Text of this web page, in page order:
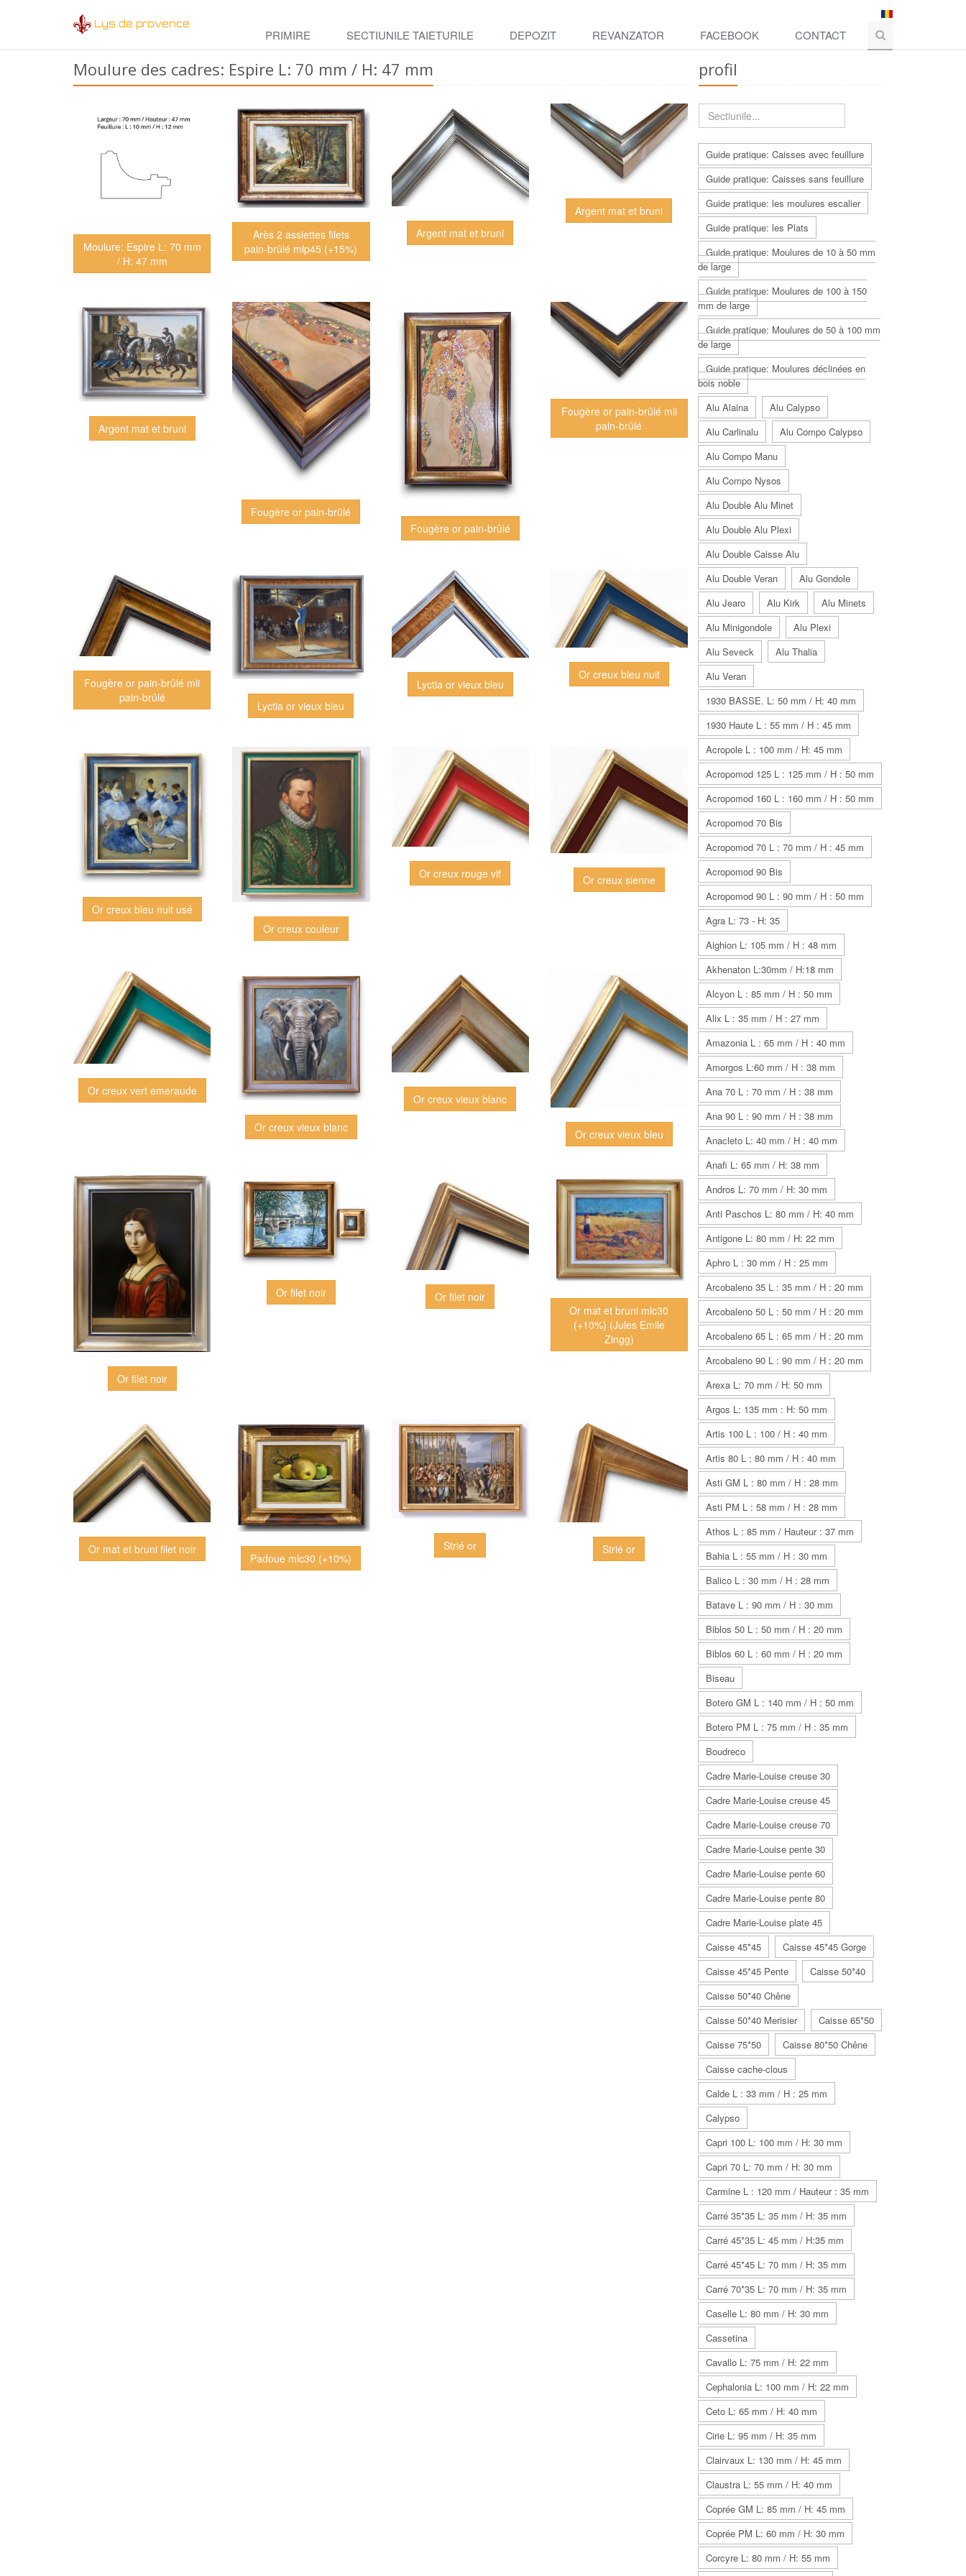
Lys de provence
PRIMIRE SECTIUNILE TAIETURILE DEPOZIT REVANZATOR FACEBOOK CONTACT
Moulure des cadres: Espire L: 70 mm / H: 47 mm
Moulure: Espire L: 70 mm
/ H: 47 mm
Arès 2 assiettes filets
pain-brûlé mlp45 (+15%)
Argent mat et bruni
Argent mat et bruni
Argent mat et bruni
Fougère or pain-brûlé
Fougère or pain-brûlé
Fougère or pain-brûlé mli
pain-brûlé
Fougère or pain-brûlé mli
pain-brûlé
Lyctia or vieux bleu
Lyctia or vieux bleu
Or creux bleu nuit
Or creux bleu nuit usé
Or creux couleur
Or creux rouge vif Or creux sienne
Or creux vert emeraude
Or creux vieux blanc
Or creux vieux blanc
Or creux vieux bleu
Or filet noir
Or filet noir
Or filet noir
Or mat et bruni mlc30
(+10%) (Jules Emile
Zingg)
Or mat et bruni filet noir
Padoue mlc30 (+10%)
Strié or Strié or
profil
Guide pratique: Caisses avec feuillure
Guide pratique: Caisses sans feuillure
Guide pratique: les moulures escalier
Guide pratique: les Plats
Guide pratique: Moulures de 10 à 50 mm
de large
Guide pratique: Moulures de 100 à 150
mm de large
Guide pratique: Moulures de 50 à 100 mm
de large
Guide pratique: Moulures déclinées en
bois noble
Alu Alaina
Alu Calypso
Alu Carlinalu
Alu Compo Calypso
Alu Compo Manu
Alu Compo Nysos
Alu Double Alu Minet
Alu Double Alu Plexi
Alu Double Caisse Alu
Alu Double Veran
Alu Gondole
Alu Jearo
Alu Kirk
Alu Minets
Alu Minigondole
Alu Plexi
Alu Seveck
Alu Thalia
Alu Veran
1930 BASSE. L: 50 mm / H: 40 mm
1930 Haute L : 55 mm / H : 45 mm
Acropole L : 100 mm / H: 45 mm
Acropomod 125 L : 125 mm / H : 50 mm
Acropomod 160 L : 160 mm / H : 50 mm
Acropomod 70 Bis
Acropomod 70 L : 70 mm / H : 45 mm
Acropomod 90 Bis
Acropomod 90 L : 90 mm / H : 50 mm
Agra L: 73 - H: 35
Aighion L: 105 mm / H : 48 mm
Akhenaton L:30mm / H:18 mm
Alcyon L : 85 mm / H : 50 mm
Alix L : 35 mm / H : 27 mm
Amazonia L : 65 mm / H : 40 mm
Amorgos L:60 mm / H : 38 mm
Ana 70 L : 70 mm / H : 38 mm
Ana 90 L : 90 mm / H : 38 mm
Anacleto L: 40 mm / H : 40 mm
Anafi L: 65 mm / H: 38 mm
Andros L: 70 mm / H: 30 mm
Anti Paschos L: 80 mm / H: 40 mm
Antigone L: 80 mm / H: 22 mm
Aphro L : 30 mm / H : 25 mm
Arcobaleno 35 L : 35 mm / H : 20 mm
Arcobaleno 50 L : 50 mm / H : 20 mm
Arcobaleno 65 L : 65 mm / H : 20 mm
Arcobaleno 90 L : 90 mm / H : 20 mm
Arexa L: 70 mm / H: 50 mm
Argos L: 135 mm : H: 50 mm
Artis 100 L : 100 / H : 40 mm
Artis 80 L : 80 mm / H : 40 mm
Asti GM L : 80 mm / H : 28 mm
Asti PM L : 58 mm / H : 28 mm
Athos L : 85 mm / Hauteur : 37 mm
Bahia L : 55 mm / H : 30 mm
Balico L : 30 mm / H : 28 mm
Batave L : 90 mm / H : 30 mm
Biblos 50 L : 50 mm / H : 20 mm
Biblos 60 L : 60 mm / H : 20 mm
Biseau
Botero GM L : 140 mm / H : 50 mm
Botero PM L : 75 mm / H : 35 mm
Boudreco
Cadre Marie-Louise creuse 30
Cadre Marie-Louise creuse 45
Cadre Marie-Louise creuse 70
Cadre Marie-Louise pente 30
Cadre Marie-Louise pente 60
Cadre Marie-Louise pente 80
Cadre Marie-Louise plate 45
Caisse 45*45
Caisse 45*45 Gorge
Caisse 45*45 Pente
Caisse 50*40
Caisse 50*40 Chêne
Caisse 50*40 Merisier
Caisse 65*50
Caisse 75*50
Caisse 80*50 Chêne
Caisse cache-clous
Calde L : 33 mm / H : 25 mm
Calypso
Capri 100 L: 100 mm / H: 30 mm
Capri 70 L: 70 mm / H: 30 mm
Carmine L : 120 mm / Hauteur : 35 mm
Carré 35*35 L: 35 mm / H: 35 mm
Carré 45*35 L: 45 mm / H:35 mm
Carré 45*45 L: 70 mm / H: 35 mm
Carré 70*35 L: 70 mm / H: 35 mm
Caselle L: 80 mm / H: 30 mm
Cassetina
Cavallo L: 75 mm / H: 22 mm
Cephalonia L: 100 mm / H: 22 mm
Ceto L: 65 mm / H: 40 mm
Cirie L: 95 mm / H: 35 mm
Clairvaux L: 130 mm / H: 45 mm
Claustra L: 55 mm / H: 40 mm
Coprée GM L: 85 mm / H: 45 mm
Coprée PM L: 60 mm / H: 30 mm
Corcyre L: 80 mm / H: 55 mm